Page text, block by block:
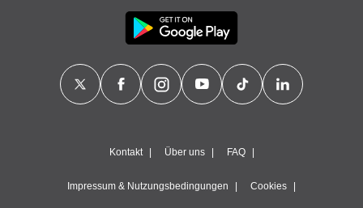
Kontakt Über uns FAQ
Impressum & Nutzungsbedingungen Cookies